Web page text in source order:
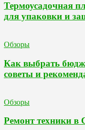
Термоусадочная
для упаковки и
Обзоры
Как выбрать
советы и
Обзоры
Ремонт техники в